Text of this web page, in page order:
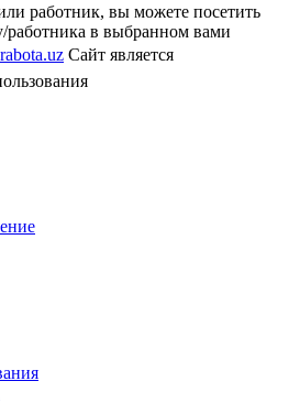
работник, вы можете посетить
работника в выбранном вами
Сайт является